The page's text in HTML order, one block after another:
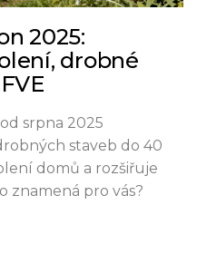
2025:
drobné
srpna 2025
staveb do 40
domů a rozšiřuje
znamená pro vás?